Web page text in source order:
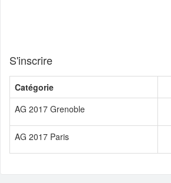
S'inscrire
Catégorie
AG 2017 Grenoble
AG 2017 Paris